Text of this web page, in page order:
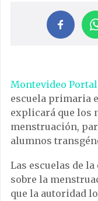
Montevideo
escuela primaria
explicará que los
menstruación,
alumnos
Las escuelas de
sobre la
que la autoridad